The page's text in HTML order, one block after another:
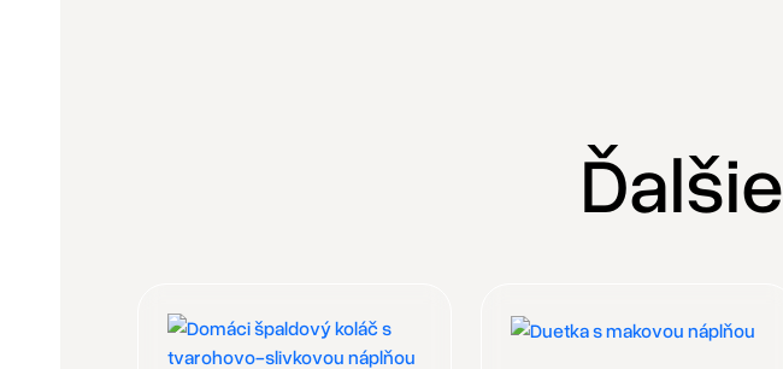
Ďalšie